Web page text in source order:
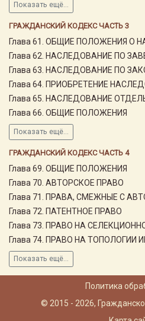
Показать ещё...
ГРАЖДАНСКИЙ КОДЕКС ЧАСТЬ 3
Глава 61. ОБЩИЕ ПОЛОЖЕНИЯ О
Глава 62. НАСЛЕДОВАНИЕ ПО
Глава 63. НАСЛЕДОВАНИЕ ПО
Глава 64. ПРИОБРЕТЕНИЕ
Глава 65. НАСЛЕДОВАНИЕ
Глава 66. ОБЩИЕ ПОЛОЖЕНИЯ
Показать ещё...
ГРАЖДАНСКИЙ КОДЕКС ЧАСТЬ 4
Глава 69. ОБЩИЕ ПОЛОЖЕНИЯ
Глава 70. АВТОРСКОЕ ПРАВО
Глава 71. ПРАВА, СМЕЖНЫЕ С
Глава 72. ПАТЕНТНОЕ ПРАВО
Глава 73. ПРАВО НА
Глава 74. ПРАВО НА
Показать ещё...
Политика
© 2015 - 2026,